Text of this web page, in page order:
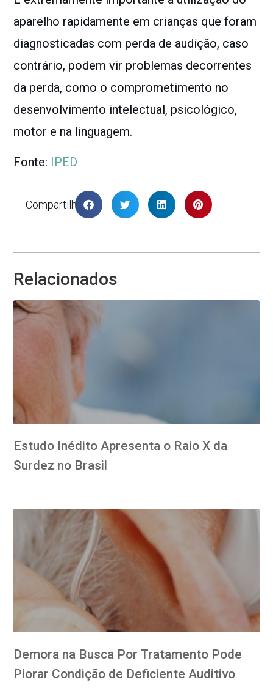
aparelho rapidamente em crianças que foram
diagnosticadas com perda de audição, caso
contrário, podem vir problemas decorrentes
da perda, como o comprometimento no
desenvolvimento intelectual, psicológico,
motor e na linguagem.
Fonte: IPED
Compartilhar
Relacionados
Estudo Inédito Apresenta o Raio X da
Surdez no Brasil
Demora na Busca Por Tratamento Pode
Piorar Condição de Deficiente Auditivo